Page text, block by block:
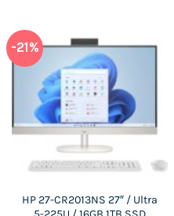
-21%
HP 27-CR2013NS 27″ / Ultra